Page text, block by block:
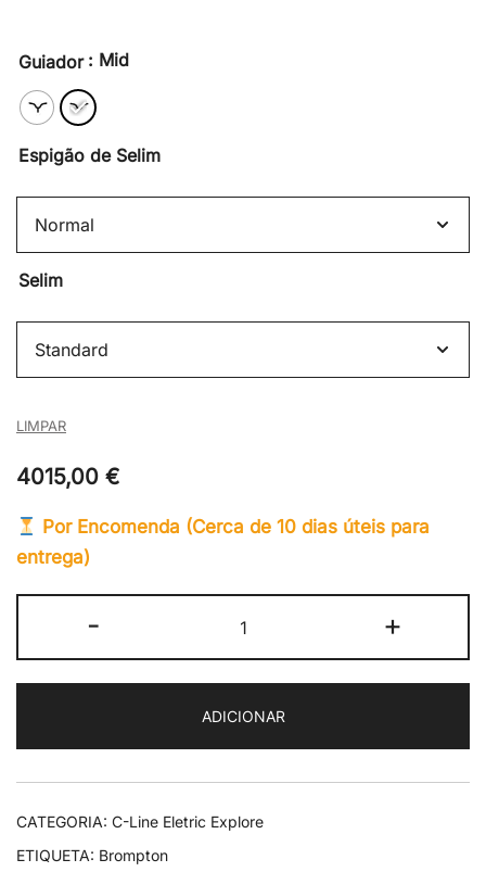
Guiador : Mid
Espigão de Selim
Selim
LIMPAR
4015,00 €
Por Encomenda (Cerca de 10 dias úteis para
entrega)
-
de
Brompton
C-
Line
Explore
Black
+
ADICIONAR
CATEGORIA: C-Line Eletric Explore
ETIQUETA: Brompton